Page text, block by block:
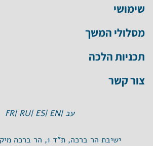
שימושי
מסלולי המשך
תכניות הלכה
צור קשר
עב |EN |
ES |
RU |
FR
ישיבת הר ברכה, ת"ד 1, הר ברכה מיקוד 4483500